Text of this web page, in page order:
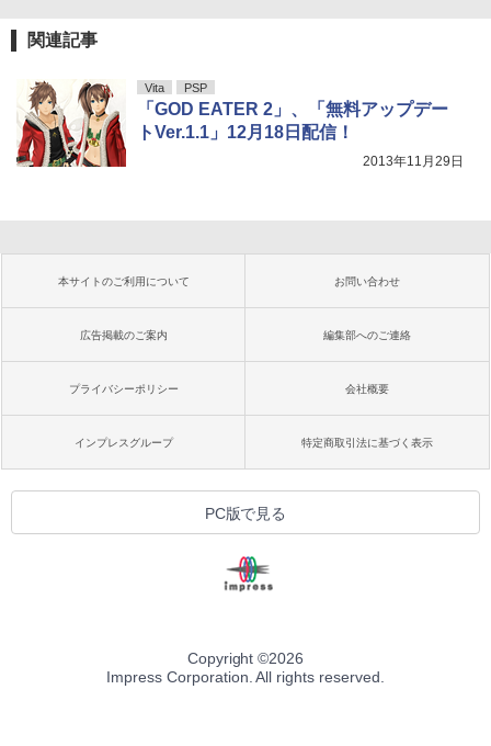
関連記事
Vita PSP
「GOD EATER 2」、「無料アップデー
トVer.1.1」12月18日配信！
2013年11月29日
本サイトのご利用について お問い合わせ
広告掲載のご案内 編集部へのご連絡
プライバシーポリシー 会社概要
インプレスグループ 特定商取引法に基づく表示
PC版で見る
Copyright ©2026
Impress Corporation. All rights reserved.